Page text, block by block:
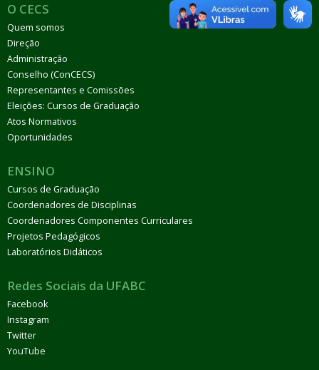
O CECS
Quem somos
Direção
Administração
Conselho (ConCECS)
Representantes e Comissões
Eleições: Cursos de Graduação
Atos Normativos
Oportunidades
ENSINO
Cursos de Graduação
Coordenadores de Disciplinas
Coordenadores Componentes Curriculares
Projetos Pedagógicos
Laboratórios Didáticos
Redes Sociais da UFABC
Facebook
Instagram
Twitter
YouTube